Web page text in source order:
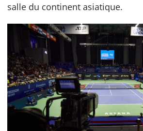
salle du continent asiatique.